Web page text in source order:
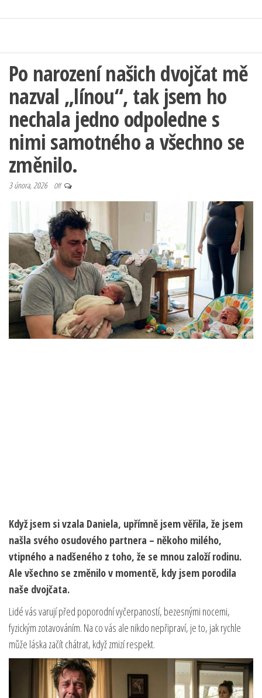
Po narození našich dvojčat mě
nazval „línou“, tak jsem ho
nechala jedno odpoledne s
nimi samotného a všechno se
změnilo.
3 února, 2026 Off
Když jsem si vzala Daniela, upřímně jsem věřila, že jsem
našla svého osudového partnera – někoho milého,
vtipného a nadšeného z toho, že se mnou založí rodinu.
Ale všechno se změnilo v momentě, kdy jsem porodila
naše dvojčata.
Lidé vás varují před poporodní vyčerpaností, bezesnými nocemi,
fyzickým zotavováním. Na co vás ale nikdo nepřipraví, je to, jak rychle
může láska začít chátrat, když zmizí respekt.